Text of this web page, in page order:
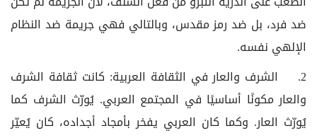
ضد فرد، بل ضد رمز مقدس، وبالتالي فهي جريمة ضد النظام
الإلهي نفسه.
2. الشرف والعار في الثقافة العربية: كانت ثقافة الشرف
والعار مكونًا أساسيًا في المجتمع العربي. يُورّث الشرف كما
يُورّث العار. وكما كان العربي يفخر بأمجاد أجداده، كان يُعيّر